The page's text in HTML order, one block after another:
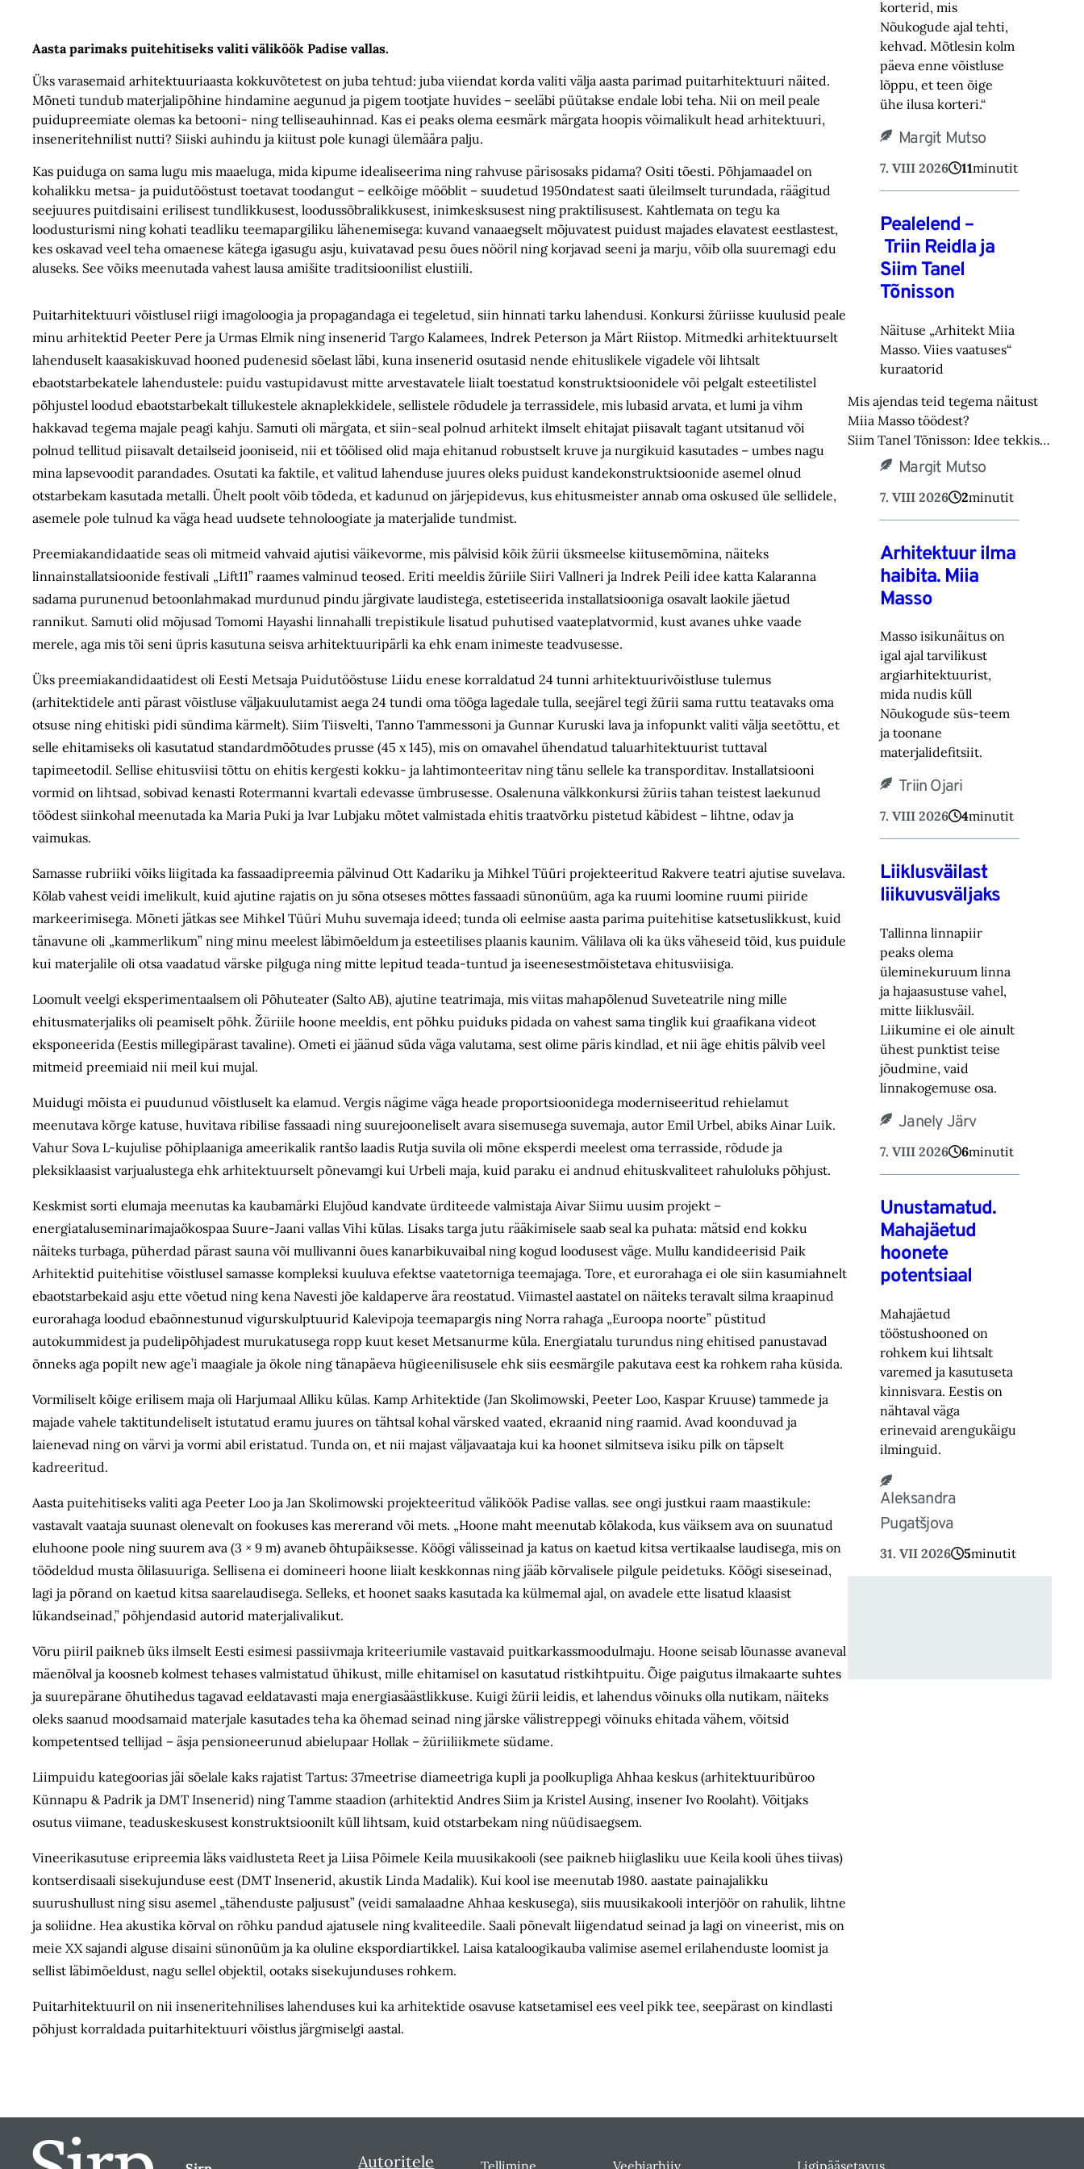
Aasta parimaks puitehitiseks valiti väliköök Padise vallas.
Üks varasemaid arhitektuuriaasta kokkuvõtetest on juba tehtud: juba viiendat korda valiti välja aasta parimad puitarhitektuuri näited.
Mõneti tundub materjalipõhine hindamine aegunud ja pigem tootjate huvides – seeläbi püütakse endale lobi teha. Nii on meil peale
puidupreemiate olemas ka betooni- ning telliseauhinnad. Kas ei peaks olema eesmärk märgata hoopis võimalikult head arhitektuuri,
inseneritehnilist nutti? Siiski auhindu ja kiitust pole kunagi ülemäära palju.
Kas puiduga on sama lugu mis maaeluga, mida kipume idealiseerima ning rahvuse pärisosaks pidama? Ositi tõesti. Põhjamaadel on
kohalikku metsa- ja puidutööstust toetavat toodangut – eelkõige mööblit – suudetud 1950ndatest saati üleilmselt turundada, räägitud
seejuures puitdisaini erilisest tundlikkusest, loodussõbralikkusest, inimkesksusest ning praktilisusest. Kahtlemata on tegu ka
loodusturismi ning kohati teadliku teemapargiliku lähenemisega: kuvand vanaaegselt mõjuvatest puidust majades elavatest eestlastest,
kes oskavad veel teha omaenese kätega igasugu asju, kuivatavad pesu õues nööril ning korjavad seeni ja marju, võib olla suuremagi edu
aluseks. See võiks meenutada vahest lausa amišite traditsioonilist elustiili.
Puitarhitektuuri võistlusel riigi imagoloogia ja propagandaga ei tegeletud, siin hinnati tarku lahendusi. Konkursi žüriisse kuulusid peale
minu arhitektid Peeter Pere ja Urmas Elmik ning insenerid Targo Kalamees, Indrek Peterson ja Märt Riistop. Mitmedki arhitektuurselt
lahenduselt kaasakiskuvad hooned pudenesid sõelast läbi, kuna insenerid osutasid nende ehituslikele vigadele või lihtsalt
ebaotstarbekatele lahendustele: puidu vastupidavust mitte arvestavatele liialt toestatud konstruktsioonidele või pelgalt esteetilistel
põhjustel loodud ebaotstarbekalt tillukestele aknaplekkidele, sellistele rõdudele ja terrassidele, mis lubasid arvata, et lumi ja vihm
hakkavad tegema majale peagi kahju. Samuti oli märgata, et siin-seal polnud arhitekt ilmselt ehitajat piisavalt tagant utsitanud või
polnud tellitud piisavalt detailseid jooniseid, nii et töölised olid maja ehitanud robustselt kruve ja nurgikuid kasutades – umbes nagu
mina lapsevoodit parandades. Osutati ka faktile, et valitud lahenduse juures oleks puidust kandekonstruktsioonide asemel olnud
otstarbekam kasutada metalli. Ühelt poolt võib tõdeda, et kadunud on järjepidevus, kus ehitusmeister annab oma oskused üle sellidele,
asemele pole tulnud ka väga head uudsete tehnoloogiate ja materjalide tundmist.
Preemiakandidaatide seas oli mitmeid vahvaid ajutisi väikevorme, mis pälvisid kõik žürii üksmeelse kiitusemõmina, näiteks
linnainstallatsioonide festivali „Lift11” raames valminud teosed. Eriti meeldis žüriile Siiri Vallneri ja Indrek Peili idee katta Kalaranna
sadama purunenud betoonlahmakad murdunud pindu järgivate laudistega, estetiseerida installatsiooniga osavalt laokile jäetud
rannikut. Samuti olid mõjusad Tomomi Hayashi linnahalli trepistikule lisatud puhutised vaateplatvormid, kust avanes uhke vaade
merele, aga mis tõi seni üpris kasutuna seisva arhitektuuripärli ka ehk enam inimeste teadvusesse.
Üks preemiakandidaatidest oli Eesti Metsaja Puidutööstuse Liidu enese korraldatud 24 tunni arhitektuurivõistluse tulemus
(arhitektidele anti pärast võistluse väljakuulutamist aega 24 tundi oma tööga lagedale tulla, seejärel tegi žürii sama ruttu teatavaks oma
otsuse ning ehitiski pidi sündima kärmelt). Siim Tiisvelti, Tanno Tammessoni ja Gunnar Kuruski lava ja infopunkt valiti välja seetõttu, et
selle ehitamiseks oli kasutatud standardmõõtudes prusse (45 x 145), mis on omavahel ühendatud taluarhitektuurist tuttaval
tapimeetodil. Sellise ehitusviisi tõttu on ehitis kergesti kokku- ja lahtimonteeritav ning tänu sellele ka transporditav. Installatsiooni
vormid on lihtsad, sobivad kenasti Rotermanni kvartali edevasse ümbrusesse. Osalenuna välkkonkursi žüriis tahan teistest laekunud
töödest siinkohal meenutada ka Maria Puki ja Ivar Lubjaku mõtet valmistada ehitis traatvõrku pistetud käbidest – lihtne, odav ja
vaimukas.
Samasse rubriiki võiks liigitada ka fassaadipreemia pälvinud Ott Kadariku ja Mihkel Tüüri projekteeritud Rakvere teatri ajutise suvelava.
Kõlab vahest veidi imelikult, kuid ajutine rajatis on ju sõna otseses mõttes fassaadi sünonüüm, aga ka ruumi loomine ruumi piiride
markeerimisega. Mõneti jätkas see Mihkel Tüüri Muhu suvemaja ideed; tunda oli eelmise aasta parima puitehitise katsetuslikkust, kuid
tänavune oli „kammerlikum” ning minu meelest läbimõeldum ja esteetilises plaanis kaunim. Välilava oli ka üks väheseid töid, kus puidule
kui materjalile oli otsa vaadatud värske pilguga ning mitte lepitud teada-tuntud ja iseenesestmõistetava ehitusviisiga.
Loomult veelgi eksperimentaalsem oli Põhuteater (Salto AB), ajutine teatrimaja, mis viitas mahapõlenud Suveteatrile ning mille
ehitusmaterjaliks oli peamiselt põhk. Žüriile hoone meeldis, ent põhku puiduks pidada on vahest sama tinglik kui graafikana videot
eksponeerida (Eestis millegipärast tavaline). Ometi ei jäänud süda väga valutama, sest olime päris kindlad, et nii äge ehitis pälvib veel
mitmeid preemiaid nii meil kui mujal.
Muidugi mõista ei puudunud võistluselt ka elamud. Vergis nägime väga heade proportsioonidega moderniseeritud rehielamut
meenutava kõrge katuse, huvitava ribilise fassaadi ning suurejooneliselt avara sisemusega suvemaja, autor Emil Urbel, abiks Ainar Luik.
Vahur Sova L-kujulise põhiplaaniga ameerikalik rantšo laadis Rutja suvila oli mõne eksperdi meelest oma terrasside, rõdude ja
pleksiklaasist varjualustega ehk arhitektuurselt põnevamgi kui Urbeli maja, kuid paraku ei andnud ehituskvaliteet rahuloluks põhjust.
Keskmist sorti elumaja meenutas ka kaubamärki Elujõud kandvate ürditeede valmistaja Aivar Siimu uusim projekt –
energiataluseminarimajaökospaa Suure-Jaani vallas Vihi külas. Lisaks targa jutu rääkimisele saab seal ka puhata: mätsid end kokku
näiteks turbaga, püherdad pärast sauna või mullivanni õues kanarbikuvaibal ning kogud loodusest väge. Mullu kandideerisid Paik
Arhitektid puitehitise võistlusel samasse kompleksi kuuluva efektse vaatetorniga teemajaga. Tore, et eurorahaga ei ole siin kasumiahnelt
ebaotstarbekaid asju ette võetud ning kena Navesti jõe kaldaperve ära reostatud. Viimastel aastatel on näiteks teravalt silma kraapinud
eurorahaga loodud ebaõnnestunud vigurskulptuurid Kalevipoja teemapargis ning Norra rahaga „Euroopa noorte” püstitud
autokummidest ja pudelipõhjadest murukatusega ropp kuut keset Metsanurme küla. Energiatalu turundus ning ehitised panustavad
õnneks aga popilt new age’i maagiale ja ökole ning tänapäeva hügieenilisusele ehk siis eesmärgile pakutava eest ka rohkem raha küsida.
Vormiliselt kõige erilisem maja oli Harjumaal Alliku külas. Kamp Arhitektide (Jan Skolimowski, Peeter Loo, Kaspar Kruuse) tammede ja
majade vahele taktitundeliselt istutatud eramu juures on tähtsal kohal värsked vaated, ekraanid ning raamid. Avad koonduvad ja
laienevad ning on värvi ja vormi abil eristatud. Tunda on, et nii majast väljavaataja kui ka hoonet silmitseva isiku pilk on täpselt
kadreeritud.
Aasta puitehitiseks valiti aga Peeter Loo ja Jan Skolimowski projekteeritud väliköök Padise vallas. see ongi justkui raam maastikule:
vastavalt vaataja suunast olenevalt on fookuses kas mererand või mets. „Hoone maht meenutab kõlakoda, kus väiksem ava on suunatud
eluhoone poole ning suurem ava (3 × 9 m) avaneb õhtupäiksesse. Köögi välisseinad ja katus on kaetud kitsa vertikaalse laudisega, mis on
töödeldud musta õlilasuuriga. Sellisena ei domineeri hoone liialt keskkonnas ning jääb kõrvalisele pilgule peidetuks. Köögi siseseinad,
lagi ja põrand on kaetud kitsa saarelaudisega. Selleks, et hoonet saaks kasutada ka külmemal ajal, on avadele ette lisatud klaasist
lükandseinad,” põhjendasid autorid materjalivalikut.
Võru piiril paikneb üks ilmselt Eesti esimesi passiivmaja kriteeriumile vastavaid puitkarkassmoodulmaju. Hoone seisab lõunasse avaneval
mäenõlval ja koosneb kolmest tehases valmistatud ühikust, mille ehitamisel on kasutatud ristkihtpuitu. Õige paigutus ilmakaarte suhtes
ja suurepärane õhutihedus tagavad eeldatavasti maja energiasäästlikkuse. Kuigi žürii leidis, et lahendus võinuks olla nutikam, näiteks
oleks saanud moodsamaid materjale kasutades teha ka õhemad seinad ning järske välistreppegi võinuks ehitada vähem, võitsid
kompetentsed tellijad – äsja pensioneerunud abielupaar Hollak – žüriiliikmete südame.
Liimpuidu kategoorias jäi sõelale kaks rajatist Tartus: 37meetrise diameetriga kupli ja poolkupliga Ahhaa keskus (arhitektuuribüroo
Künnapu & Padrik ja DMT Insenerid) ning Tamme staadion (arhitektid Andres Siim ja Kristel Ausing, insener Ivo Roolaht). Võitjaks
osutus viimane, teaduskeskusest konstruktsioonilt küll lihtsam, kuid otstarbekam ning nüüdisaegsem.
Vineerikasutuse eripreemia läks vaidlusteta Reet ja Liisa Põimele Keila muusikakooli (see paikneb hiiglasliku uue Keila kooli ühes tiivas)
kontserdisaali sisekujunduse eest (DMT Insenerid, akustik Linda Madalik). Kui kool ise meenutab 1980. aastate painajalikku
suurushullust ning sisu asemel „tähenduste paljusust” (veidi samalaadne Ahhaa keskusega), siis muusikakooli interjöör on rahulik, lihtne
ja soliidne. Hea akustika kõrval on rõhku pandud ajatusele ning kvaliteedile. Saali põnevalt liigendatud seinad ja lagi on vineerist, mis on
meie XX sajandi alguse disaini sünonüüm ja ka oluline ekspordiartikkel. Laisa kataloogikauba valimise asemel erilahenduste loomist ja
sellist läbimõeldust, nagu sellel objektil, ootaks sisekujunduses rohkem.
Puitarhitektuuril on nii inseneritehnilises lahenduses kui ka arhitektide osavuse katsetamisel ees veel pikk tee, seepärast on kindlasti
põhjust korraldada puitarhitektuuri võistlus järgmiselgi aastal.
korterid, mis
Nõukogude ajal tehti,
kehvad. Mõtlesin kolm
päeva enne võistluse
lõppu, et teen õige
ühe ilusa korteri.“
Margit Mutso
7. VIII 2026 11minutit
Pealelend –
Triin Reidla ja
Siim Tanel
Tõnisson
Näituse „Arhitekt Miia
Masso. Viies vaatuses“
kuraatorid
Mis ajendas teid tegema näitust
Miia Masso töödest?
Siim Tanel Tõnisson: Idee tekkis…
Margit Mutso
7. VIII 2026 2minutit
Arhitektuur ilma
haibita. Miia
Masso
Masso isikunäitus on
igal ajal tarvilikust
argiarhitektuurist,
mida nudis küll
Nõukogude süs-‎teem
ja toonane
materjalidefitsiit.‎
Triin Ojari
7. VIII 2026 4minutit
Liiklusväilast
liikuvusväljaks
Tallinna linnapiir
peaks olema
üleminekuruum linna
ja hajaasustuse vahel,
mitte liiklusväil.
‎Liikumine ei ole ainult
ühest punktist teise
jõudmine, vaid
linnakogemuse osa.‎
Janely Järv
7. VIII 2026 6minutit
Unustamatud.
Mahajäetud
hoonete
potentsiaal
Mahajäetud
tööstushooned on
rohkem kui lihtsalt
varemed ja kasutuseta
kinnisvara. Eestis on
nähtaval väga
erinevaid arengukäigu
ilminguid.
Aleksandra
Pugatšjova
31. VII 2026 5minutit
Autoritele Tellimine Veebiarhiiv Ligipääsetavus